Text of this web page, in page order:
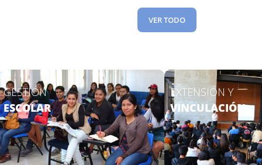
VER TODO
GESTIÓN
ESCOLAR
EXTENSIÓN Y
VINCULACIÓN